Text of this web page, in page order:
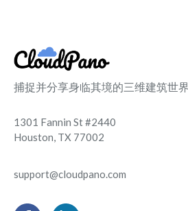
捕捉并分享身临其境的三维建筑世界
1301 Fannin St #2440
Houston, TX 77002
support@cloudpano.com